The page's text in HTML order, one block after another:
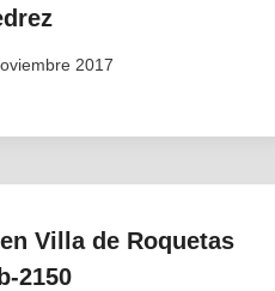
2017
Villa de Roquetas
2150